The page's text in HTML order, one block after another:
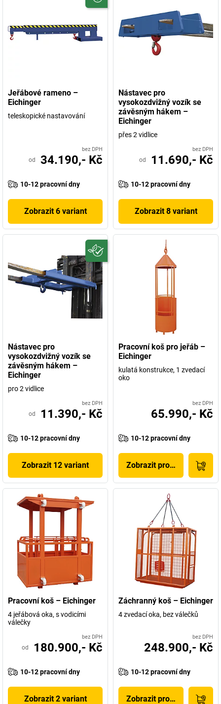
Jeřábové rameno –
Eichinger
teleskopické nastavování
bez DPH
od 34.190,- Kč
10-12 pracovní dny
Zobrazit 6 variant
Nástavec pro
vysokozdvižný vozík se
závěsným hákem –
Eichinger
přes 2 vidlice
bez DPH
od 11.690,- Kč
10-12 pracovní dny
Zobrazit 8 variant
Nástavec pro
vysokozdvižný vozík se
závěsným hákem –
Eichinger
pro 2 vidlice
bez DPH
od 11.390,- Kč
10-12 pracovní dny
Zobrazit 12 variant
Pracovní koš pro jeřáb –
Eichinger
kulatá konstrukce, 1 zvedací
oko
bez DPH
65.990,- Kč
10-12 pracovní dny
Zobrazit produkt
Pracovní koš – Eichinger
4 jeřábová oka, s vodicími
válečky
bez DPH
od 180.900,- Kč
10-12 pracovní dny
Zobrazit 2 variant
Záchranný koš – Eichinger
4 zvedací oka, bez válečků
bez DPH
248.900,- Kč
10-12 pracovní dny
Zobrazit produkt